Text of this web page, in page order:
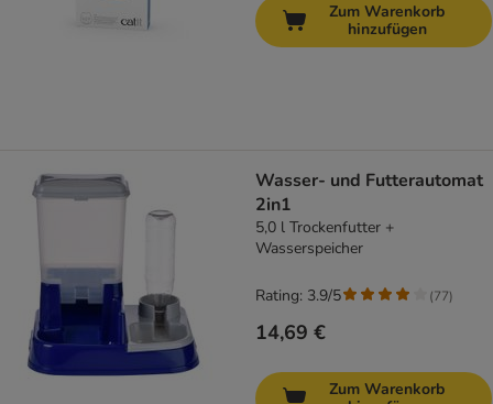
Zum Warenkorb
hinzufügen
Wasser- und Futterautomat
2in1
5,0 l Trockenfutter +
Wasserspeicher
14,69 €
Rating: 3.9/5 (77)
Zum Warenkorb